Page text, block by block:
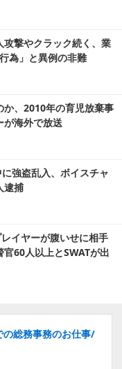
撃やクラック続く、業
為」と異例の非難
、2010年の育児放棄事
が海外で放送
強盗乱入、ボイスチャ
逮捕
イヤーが腹いせに相手
60人以上とSWATが出
総務事務のお仕事/